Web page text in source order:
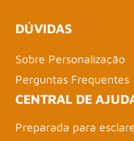
DÚVIDAS
Sobre Personalização
Perguntas Frequentes
CENTRAL DE
Preparada para